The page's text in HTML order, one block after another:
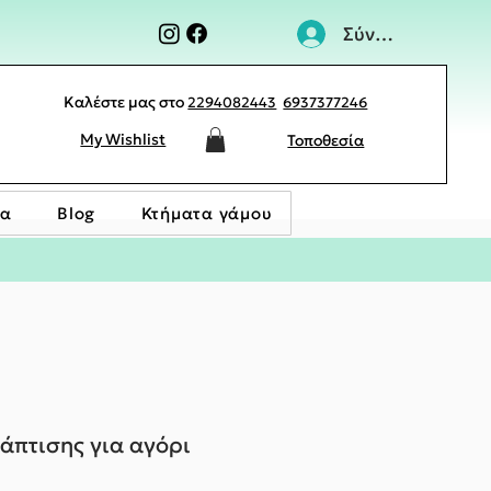
Σύνδεση
Καλέστε μας στο2294082443 6937377246
My Wishlist Τοποθεσία
Blog Κτήματα γάμου
για αγόρι